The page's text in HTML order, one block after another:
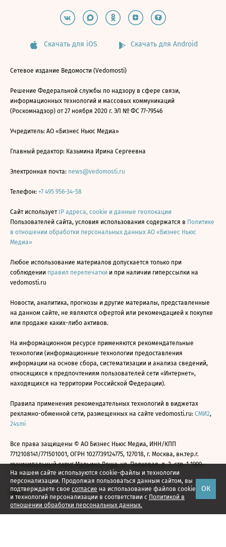
На нашем сайте используются cookie-файлы и технологии
персонализации. Продолжая пользоваться данным сайтом, вы
подтверждаете свое согласие на использование файлов cookie
и технологий персонализации в соответствии с Политикой в
отношении обработки персональных данных.
ОК
Скачать для iOS Скачать для Android
Сетевое издание Ведомости (Vedomosti)
Решение Федеральной службы по надзору в сфере связи,
информационных технологий и массовых коммуникаций
(Роскомнадзор) от 27 ноября 2020 г. ЭЛ № ФС 77-79546
Учредитель: АО «Бизнес Ньюс Медиа»
Главный редактор: Казьмина Ирина Сергеевна
Электронная почта: news@vedomosti.ru
Телефон: +7 495 956-34-58
Сайт использует IP адреса, cookie и данные геолокации
Пользователей сайта, условия использования содержатся в Политике
в отношении обработки персональных данных АО «Бизнес Ньюс
Медиа»
Любое использование материалов допускается только при
соблюдении правил перепечатки и при наличии гиперссылки на
vedomosti.ru
Новости, аналитика, прогнозы и другие материалы, представленные
на данном сайте, не являются офертой или рекомендацией к покупке
или продаже каких-либо активов.
На информационном ресурсе применяются рекомендательные
технологии (информационные технологии предоставления
информации на основе сбора, систематизации и анализа сведений,
относящихся к предпочтениям пользователей сети «Интернет»,
находящихся на территории Российской Федерации).
Правила применения рекомендательных технологий в виджетах
рекламно-обменной сети, размещенных на сайте vedomosti.ru: СМИ2,
24smi
Все права защищены © АО Бизнес Ньюс Медиа, ИНН/КПП
7712108141/771501001, ОГРН 1027739124775, 127018, г. Москва, вн.тер.г.
муниципальный округ Марьина Роща, ул. Полковая, д. 3, стр. 1 1999—
2026